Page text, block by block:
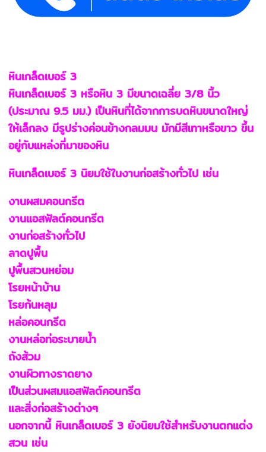
หินเกล็ดเบอร์ 3
หินเกล็ดเบอร์ 3 หรือหิน 3 มีขนาดเฉลี่ย 3/8 นิ้ว
(ประมาณ 9.5 มม.) เป็นหินที่ได้จากการบดหินขนาดใหญ่
ให้เล็กลง มีรูปร่างค่อนข้างกลมมน มักมีสีเทาหรือขาว ขึ้น
อยู่กับแหล่งที่มาของหิน
หินเกล็ดเบอร์ 3 นิยมใช้ในงานก่อสร้างทั่วไป เช่น
งานผสมคอนกรีต
งานแอสฟัลต์คอนกรีต
งานก่อสร้างทั่วไป
ลาดปูพื้น
ปูพื้นสวนหย่อม
โรยหน้าบ้าน
โรยก้นหลุม
หล่อคอนกรีต
งานหล่อท่อระบายน้ำ
ถังส้วม
งานผิวทางราดยาง
เป็นส่วนผสมแอสฟัลต์คอนกรีต
และสิ่งก่อสร้างต่างๆ
นอกจากนี้ หินเกล็ดเบอร์ 3 ยังนิยมใช้สำหรับงานตกแต่ง
สวน เช่น